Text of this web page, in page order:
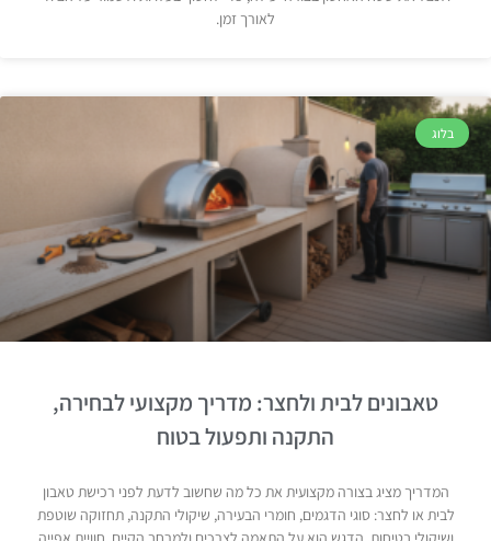
לאורך זמן.
בלוג
טאבונים לבית ולחצר: מדריך מקצועי לבחירה,
התקנה ותפעול בטוח
המדריך מציג בצורה מקצועית את כל מה שחשוב לדעת לפני רכישת טאבון
לבית או לחצר: סוגי הדגמים, חומרי הבעירה, שיקולי התקנה, תחזוקה שוטפת